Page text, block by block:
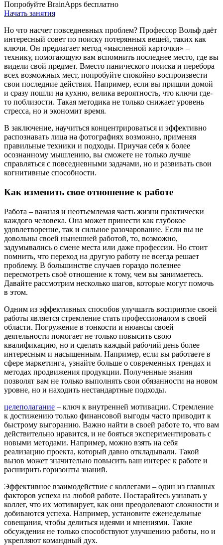
Попробуйте BrainApps бесплатно
Начать занятия
Но что насчет повседневных проблем? Профессор Вольф даёт
интересный совет по поиску потерянных вещей, таких как
ключи. Он предлагает метод «мысленной карточки» –
технику, помогающую вам вспомнить последнее место, где вы
видели свой предмет. Вместо панического поиска и перебора
всех возможных мест, попробуйте спокойно воспроизвести
свои последние действия. Например, если вы пришли домой
и сразу пошли на кухню, велика вероятность, что ключи где-
то поблизости. Такая методика не только снижает уровень
стресса, но и экономит время.
В заключение, научиться концентрироваться и эффективно
распознавать лица на фотографиях возможно, применяя
правильные техники и подходы. Приучая себя к более
осознанному мышлению, вы сможете не только лучше
справляться с повседневными задачами, но и развивать свои
когнитивные способности.
Как изменить свое отношение к работе
Работа – важная и неотъемлемая часть жизни практически
каждого человека. Она может принести как глубокое
удовлетворение, так и сильное разочарование. Если вы не
довольны своей нынешней работой, то, возможно,
задумывались о смене места или даже профессии. Но стоит
помнить, что переход на другую работу не всегда решает
проблему. В большинстве случаев гораздо полезнее
пересмотреть своё отношение к тому, чем вы занимаетесь.
Давайте рассмотрим несколько шагов, которые могут помочь
в этом.
Одним из эффективных способов улучшить восприятие своей
работы является стремление стать профессионалом в своей
области. Погружение в тонкости и нюансы своей
деятельности помогает не только повысить свою
квалификацию, но и сделать каждый рабочий день более
интересным и насыщенным. Например, если вы работаете в
сфере маркетинга, узнайте больше о современных трендах и
методах продвижения продукции. Полученные знания
позволят вам не только выполнять свои обязанности на новом
уровне, но и находить нестандартные подходы.
целеполагание – ключ к внутренней мотивации. Стремление
к достижению только финансовой выгоды часто приводит к
быстрому выгоранию. Важно найти в своей работе то, что вам
действительно нравится, и не бояться экспериментировать с
новыми методами. Например, можно взять на себя
реализацию проекта, который давно откладывали. Такой
вызов может значительно повысить ваш интерес к работе и
расширить горизонты знаний.
Эффективное взаимодействие с коллегами – один из главных
факторов успеха на любой работе. Постарайтесь узнавать у
коллег, что их мотивирует, как они преодолевают сложности и
добиваются успеха. Например, установите еженедельные
совещания, чтобы делиться идеями и мнениями. Такие
обсуждения не только способствуют улучшению работы, но и
укрепляют командный дух.